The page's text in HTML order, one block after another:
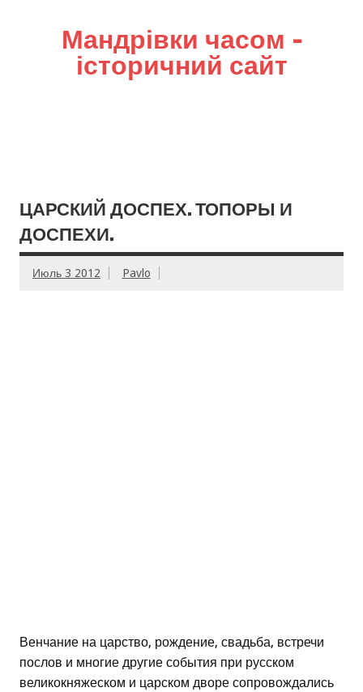
Мандрівки часом –
історичний сайт
ЦАРСКИЙ ДОСПЕХ. ТОПОРЫ И
ДОСПЕХИ.
Июль 3 2012 Pavlo
Венчание на царство, рождение, свадьба, встречи
послов и многие другие события при русском
великокняжеском и царском дворе сопровождались